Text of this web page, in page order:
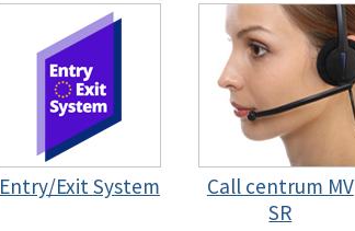
Entry/Exit System
Call centrum MV
SR